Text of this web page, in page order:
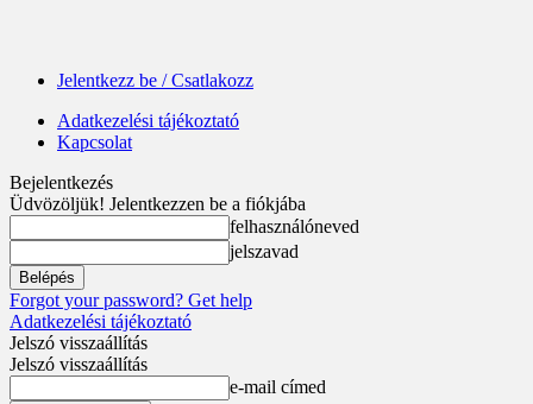
Jelentkezz be / Csatlakozz
Adatkezelési tájékoztató
Kapcsolat
Bejelentkezés
Üdvözöljük! Jelentkezzen be a fiókjába
felhasználóneved
jelszavad
Forgot your password? Get help
Adatkezelési tájékoztató
Jelszó visszaállítás
Jelszó visszaállítás
e-mail címed